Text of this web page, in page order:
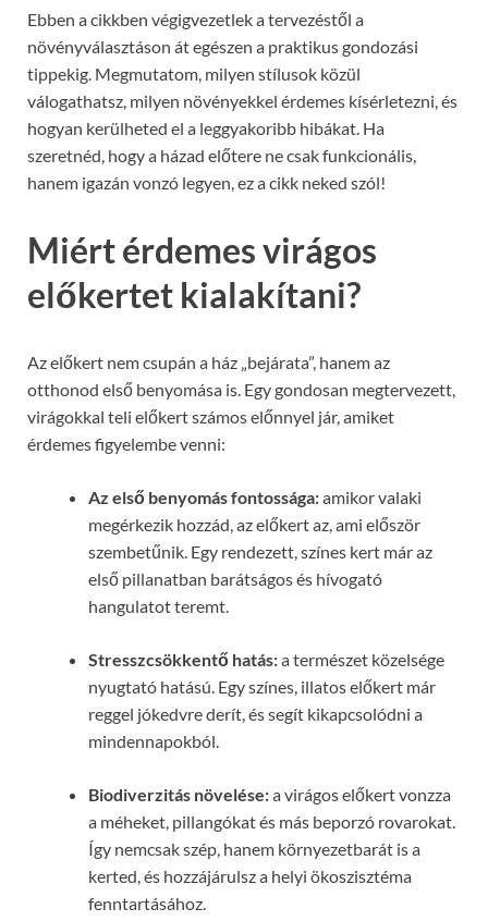
Ebben a cikkben végigvezetlek a tervezéstől a
növényválasztáson át egészen a praktikus gondozási
tippekig. Megmutatom, milyen stílusok közül
válogathatsz, milyen növényekkel érdemes kísérletezni, és
hogyan kerülheted el a leggyakoribb hibákat. Ha
szeretnéd, hogy a házad előtere ne csak funkcionális,
hanem igazán vonzó legyen, ez a cikk neked szól!
Miért érdemes virágos
előkertet kialakítani?
Az előkert nem csupán a ház „bejárata”, hanem az
otthonod első benyomása is. Egy gondosan megtervezett,
virágokkal teli előkert számos előnnyel jár, amiket
érdemes figyelembe venni:
Az első benyomás fontossága:amikor valaki
megérkezik hozzád, az előkert az, ami először
szembetűnik. Egy rendezett, színes kert már az
első pillanatban barátságos és hívogató
hangulatot teremt.
Stresszcsökkentő hatás:a természet közelsége
nyugtató hatású. Egy színes, illatos előkert már
reggel jókedvre derít, és segít kikapcsolódni a
mindennapokból.
Biodiverzitás növelése:a virágos előkert vonzza
a méheket, pillangókat és más beporzó rovarokat.
Így nemcsak szép, hanem környezetbarát is a
kerted, és hozzájárulsz a helyi ökoszisztéma
fenntartásához.